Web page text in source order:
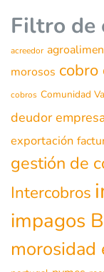
Filtro de
acreedor
morosos cobro
cobros Comunidad
deudor
exportación
gestión de
Intercobros
impagos
morosidad